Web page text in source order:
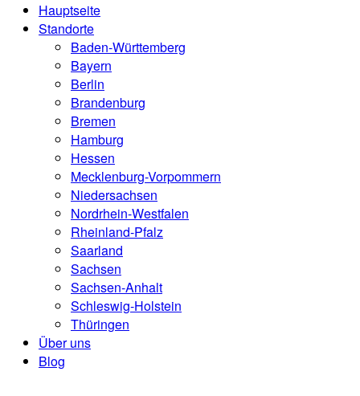
Hauptseite
Standorte
Baden-Württemberg
Bayern
Berlin
Brandenburg
Bremen
Hamburg
Hessen
Mecklenburg-Vorpommern
Niedersachsen
Nordrhein-Westfalen
Rheinland-Pfalz
Saarland
Sachsen
Sachsen-Anhalt
Schleswig-Holstein
Thüringen
Über uns
Blog